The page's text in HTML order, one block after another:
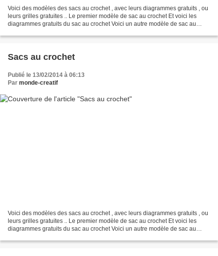
Voici des modèles des sacs au crochet , avec leurs diagrammes gratuits , ou
leurs grilles gratuites .. Le premier modèle de sac au crochet Et voici les
diagrammes gratuits du sac au crochet Voici un autre modèle de sac au
Sacs au crochet
Publié le 13/02/2014 à 06:13
Par monde-creatif
Voici des modèles des sacs au crochet , avec leurs diagrammes gratuits , ou
leurs grilles gratuites .. Le premier modèle de sac au crochet Et voici les
diagrammes gratuits du sac au crochet Voici un autre modèle de sac au